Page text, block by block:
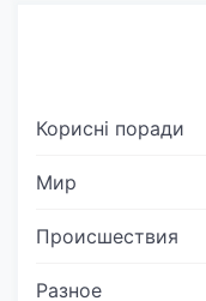
Корисні поради
Мир
Происшествия
Разное